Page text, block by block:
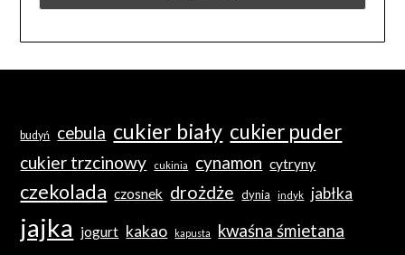
budyń cebula cukier biały cukier puder
cukier trzcinowy cukinia cynamon cytryny
czekolada czosnek drożdże dynia indyk jabłka
jajka jogurt kakao kapusta kwaśna śmietana